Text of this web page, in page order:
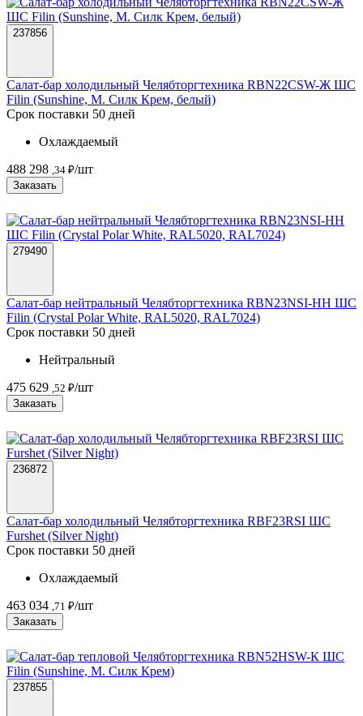
237856
Салат-бар холодильный Челябторгтехника RBN22CSW-Ж ШС
Filin (Sunshine, М. Силк Крем, белый)
Срок поставки 50 дней
Охлаждаемый
488 298 ,34 ₽/шт
Заказать
279490
Салат-бар нейтральный Челябторгтехника RBN23NSI-НН ШС
Filin (Crystal Polar White, RAL5020, RAL7024)
Срок поставки 50 дней
Нейтральный
475 629 ,52 ₽/шт
Заказать
236872
Салат-бар холодильный Челябторгтехника RBF23RSI ШС
Furshet (Silver Night)
Срок поставки 50 дней
Охлаждаемый
463 034 ,71 ₽/шт
Заказать
237855